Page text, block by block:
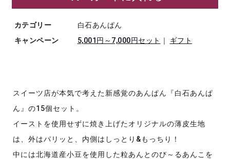
カテゴリー
白石あんぱん
キャンペーン
5,001円～7,000円セット ｜ ギフト
スイーツ店が本気で考えた新感覚のあんぱん『白石あんぱ
ん』の15個セット。
イーストを使用せずに焼き上げたオリジナルの薄皮生地
は、外はパリッと、内側はしっとり&もっちり！
中には北海道産小豆を使用した粒あんとのび～るあんこを